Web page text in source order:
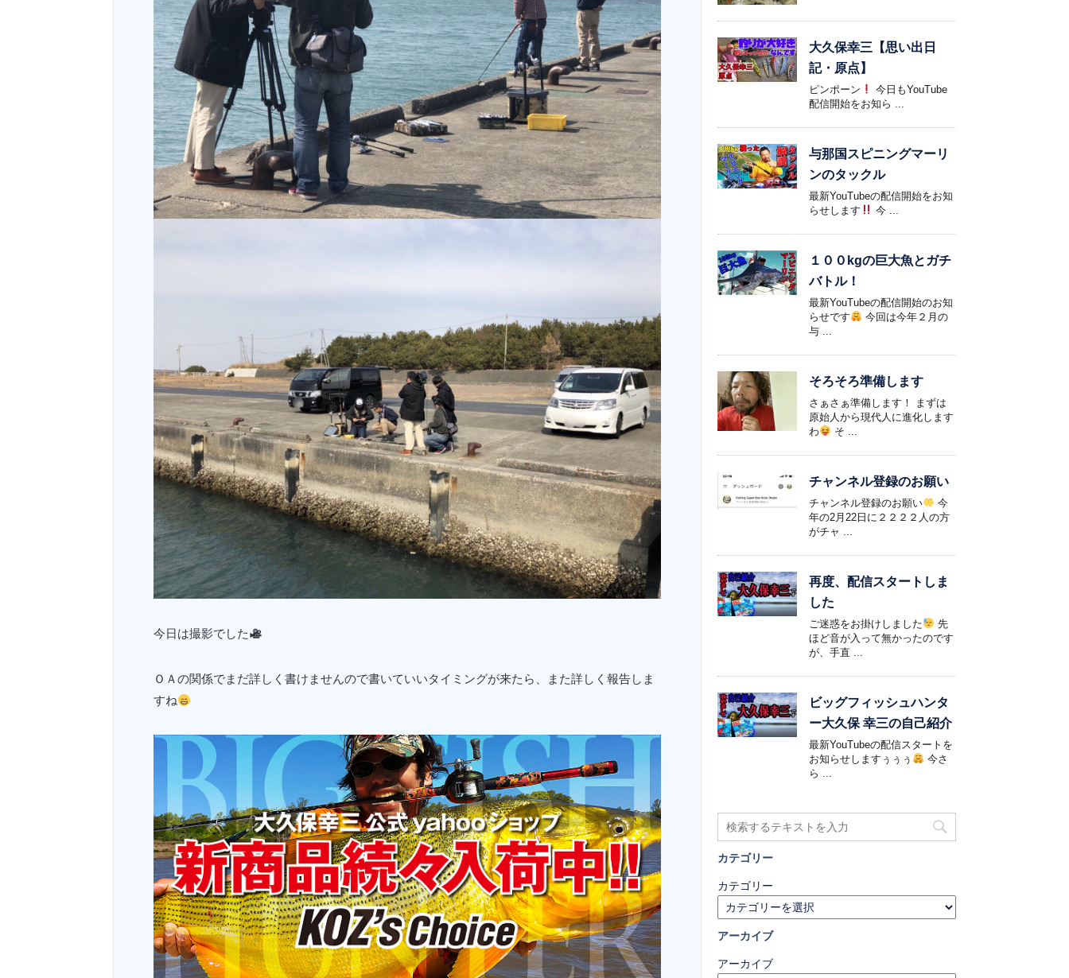
今日は撮影でした
ＯＡの関係でまだ詳しく書けませんので書いていいタイミングが来たら、また詳しく報告しま
すね
大久保幸三【思い出日
記・原点】
ピンポーン
今日もYouTube
配信開始をお知ら ...
与那国スピニングマーリ
ンのタックル
最新YouTubeの配信開始をお知
らせします
今 ...
１００kgの巨大魚とガチ
バトル！
最新YouTubeの配信開始のお知
らせです
今回は今年２月の
与 ...
そろそろ準備します
さぁさぁ準備します！ まずは
原始人から現代人に進化します
わ
そ ...
チャンネル登録のお願い
チャンネル登録のお願い
今
年の2月22日に２２２２人の方
がチャ ...
再度、配信スタートしま
した
ご迷惑をお掛けしました
先
ほど音が入って無かったのです
が、手直 ...
ビッグフィッシュハンタ
ー大久保 幸三の自己紹介
最新YouTubeの配信スタートを
お知らせしますぅぅぅ
今さ
ら ...
カテゴリー
カテゴリー
アーカイブ
アーカイブ